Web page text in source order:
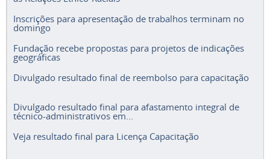
Inscrições para apresentação de trabalhos terminam no
domingo
Fundação recebe propostas para projetos de indicações
geográficas
Divulgado resultado final de reembolso para capacitação
Divulgado resultado final para afastamento integral de
técnico-administrativos em...
Veja resultado final para Licença Capacitação